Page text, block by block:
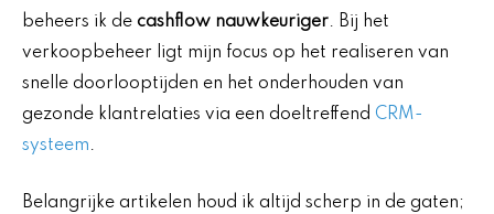
beheers ik de cashflow nauwkeuriger. Bij het
verkoopbeheer ligt mijn focus op het realiseren van
snelle doorlooptijden en het onderhouden van
gezonde klantrelaties via een doeltreffend CRM-
systeem.
Belangrijke artikelen houd ik altijd scherp in de gaten;